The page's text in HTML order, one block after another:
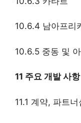
10.6.4 남아프리
10.6.5 중동 및
11 주요 개발 사항
11.1 계약, 파트